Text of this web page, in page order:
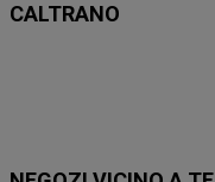
CALTRANO